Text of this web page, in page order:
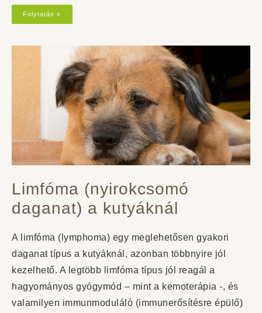
Folytatás »
Limfóma (nyirokcsomó
daganat) a kutyáknál
A limfóma (lymphoma) egy meglehetősen gyakori
daganat típus a kutyáknál, azonban többnyire jól
kezelhető. A legtöbb limfóma típus jól reagál a
hagyományos gyógymód – mint a kemoterápia -, és
valamilyen immunmoduláló (immunerősítésre épülő)